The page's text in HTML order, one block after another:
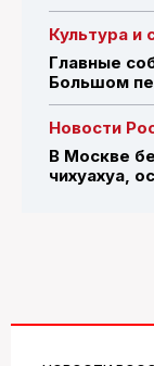
Культура и
Главные
Большом
Новости
В Москве
чихуахуа,